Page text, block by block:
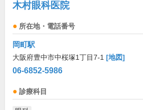
木村眼科医院
所在地・電話番号
岡町駅
大阪府豊中市中桜塚1丁目7-1 [地図]
06-6852-5986
診療科目